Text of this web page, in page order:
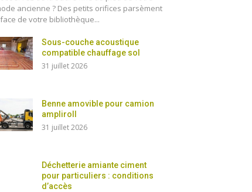
ancienne ? Des petits orifices parsèment
de votre bibliothèque...
Sous-couche acoustique
compatible chauffage sol
31 juillet 2026
Benne amovible pour camion
ampliroll
31 juillet 2026
Déchetterie amiante ciment
pour particuliers : conditions
d’accès